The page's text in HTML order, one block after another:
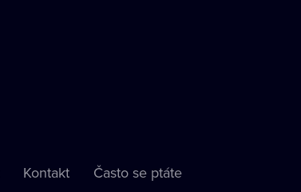
Kontakt Často se ptáte